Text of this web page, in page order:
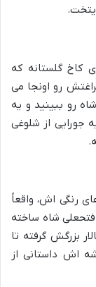
کاخ گلستانه که
رو اونجا می
رو ببینید و یه
از شلوغی
رنگی اش، واقعاً
شاه ساخته
بزرگش گرفته تا
اش داستانی از